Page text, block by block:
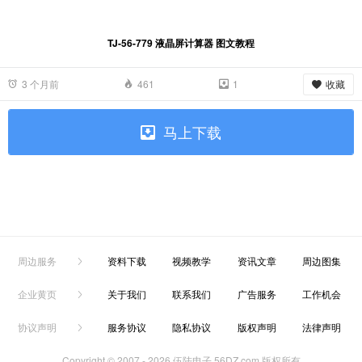
TJ-56-779 液晶屏计算器 图文教程
3 个月前 461 1 收藏
马上下载
周边服务 资料下载 视频教学 资讯文章 周边图集
企业黄页 关于我们 联系我们 广告服务 工作机会
协议声明 服务协议 隐私协议 版权声明 法律声明